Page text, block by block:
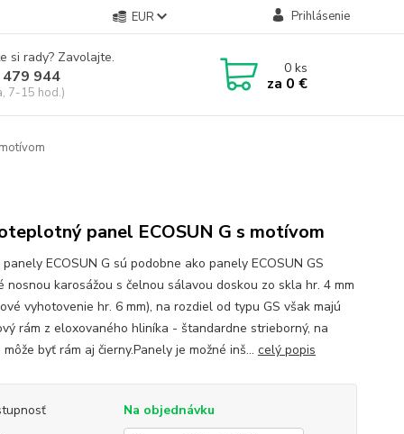
EUR Prihlásenie
si rady? Zavolajte.
944
7-15 hod.)
0ks
za 0 €
panel ECOSUN G s motívom
ECOSUN G sú podobne ako panely ECOSUN GS
nosnou karosážou s čelnou sálavou doskou zo skla hr. 4 mm
vyhotovenie hr. 6 mm), na rozdiel od typu GS však majú
rám z eloxovaného hliníka - štandardne strieborný, na
byť rám aj čierny.Panely je možné inš... celý popis
Na objednávku